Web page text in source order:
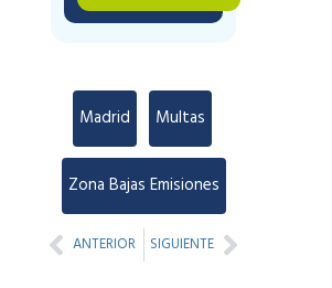
Madrid Multas
Zona Bajas Emisiones
Prev
ANTERIOR SIGUIENTENext